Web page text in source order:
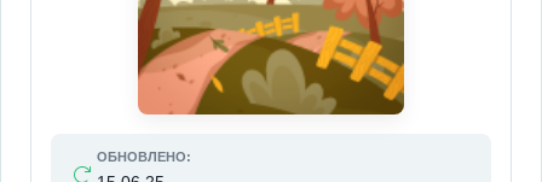
ОБНОВЛЕНО: